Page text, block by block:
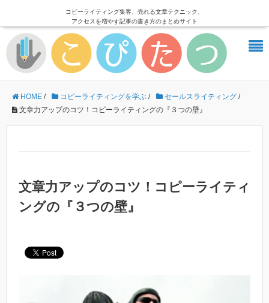
コピーライティング集客、売れる文章テクニック、
アクセスを増やす記事の書き方のまとめサイト
HOME / コピーライティングを学ぶ / セールスライティング /
文章力アップのコツ！コピーライティングの『３つの壁』
文章力アップのコツ！コピーライティ
ングの『３つの壁』